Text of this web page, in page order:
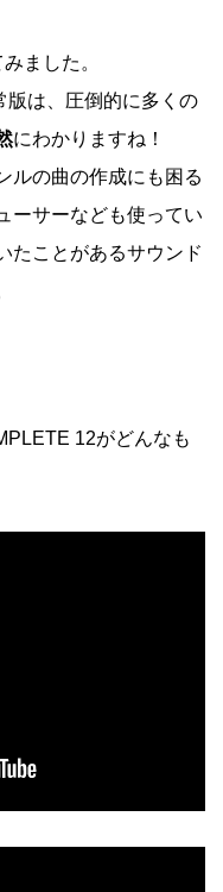
ました。
版は、圧倒的に多くの
にわかりますね！
ルの曲の作成にも困る
ーサーなども使ってい
たことがあるサウンド
12がどんなも